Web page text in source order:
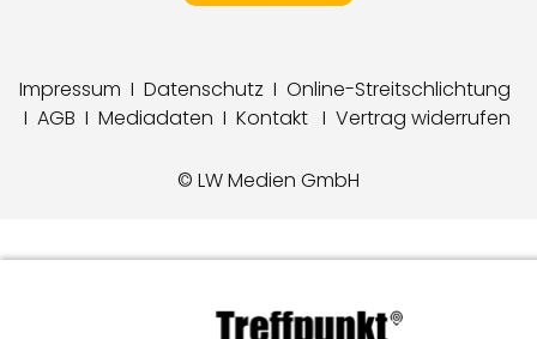
Impressum I Datenschutz I Online-Streitschlichtung
I AGB I Mediadaten I Kontakt I Vertrag widerrufen
© LW Medien GmbH